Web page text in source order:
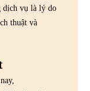
dịch vụ là lý do
thuật và